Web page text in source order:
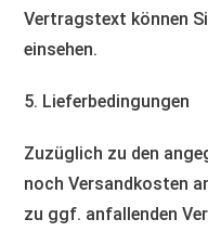
Vertragstext können
einsehen.
5. Lieferbedingungen
Zuzüglich zu den
noch Versandkosten
zu ggf. anfallenden